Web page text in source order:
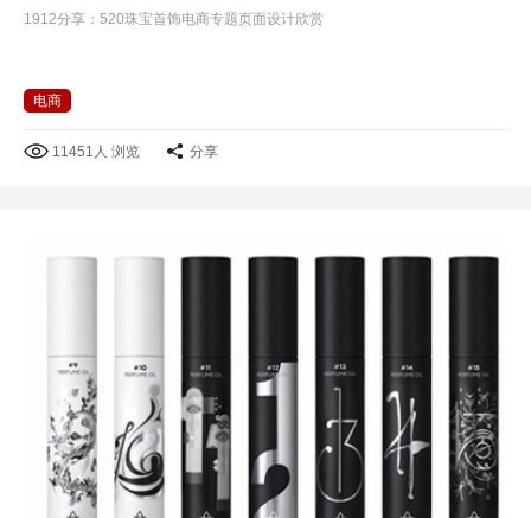
1912分享：520珠宝首饰电商专题页面设计欣赏
电商
11451人 浏览 分享